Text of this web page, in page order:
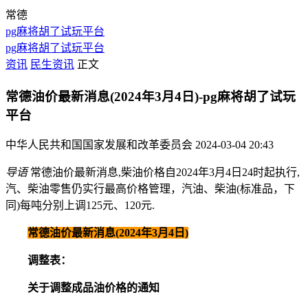
常德
pg麻将胡了试玩平台
pg麻将胡了试玩平台
资讯 民生资讯 正文
常德油价最新消息(2024年3月4日)-pg麻将胡了试玩
平台
中华人民共和国国家发展和改革委员会 2024-03-04 20:43
导语常德油价最新消息,柴油价格自2024年3月4日24时起执行,
汽、柴油零售仍实行最高价格管理，汽油、柴油(标准品，下
同)每吨分别上调125元、120元.
常德油价最新消息(2024年3月4日)
调整表：
关于调整成品油价格的通知